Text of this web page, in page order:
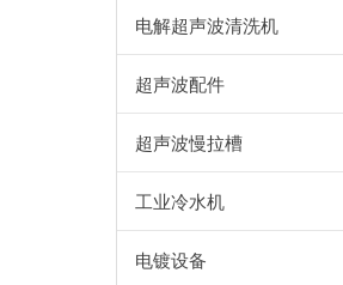
电解超声波清洗机
超声波配件
超声波慢拉槽
工业冷水机
电镀设备